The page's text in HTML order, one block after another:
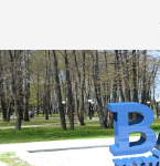
к
содержимому